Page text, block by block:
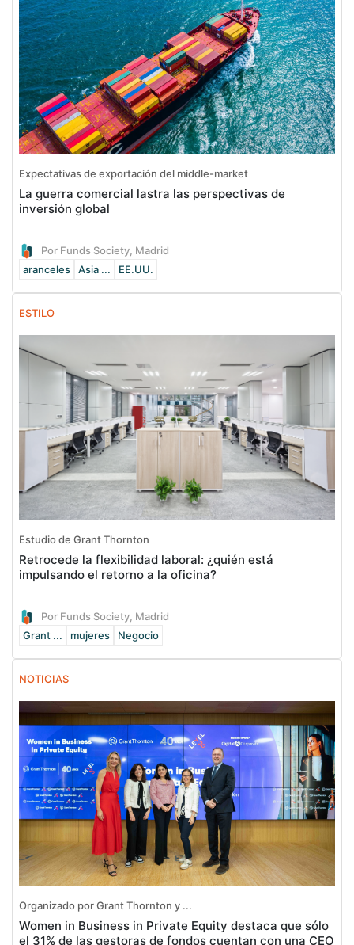
Expectativas de exportación del middle-market
La guerra comercial lastra las perspectivas de
inversión global
Por Funds Society, Madrid
aranceles
Asia ... EE.UU.
ESTILO
Estudio de Grant Thornton
Retrocede la flexibilidad laboral: ¿quién está
impulsando el retorno a la oficina?
Por Funds Society, Madrid
Grant ...
mujeres Negocio
NOTICIAS
Organizado por Grant Thornton y ...
Women in Business in Private Equity destaca que sólo
el 31% de las gestoras de fondos cuentan con una CEO